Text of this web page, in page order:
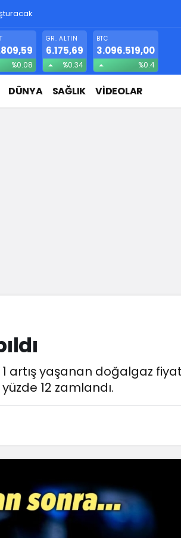
görme kaybına yol açıyor
%0.08
GR. ALTIN
6.175,69
%0.34
BTC
3.096.519,00
%0.4
DÜNYA SAĞLIK VİDEOLAR
artış yaşanan doğalgaz
12 zamlandı.